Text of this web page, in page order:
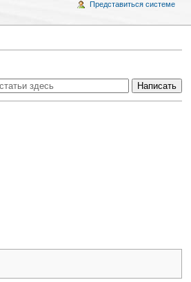
Представиться системе